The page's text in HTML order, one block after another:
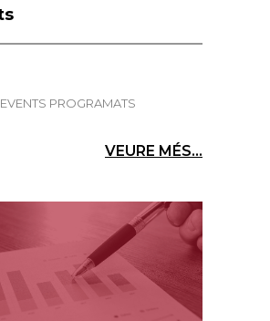
PROGRAMATS
VEURE MÉS...